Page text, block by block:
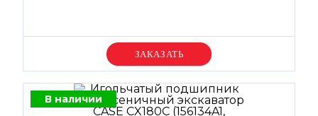
Уточняйте цену
В наличии